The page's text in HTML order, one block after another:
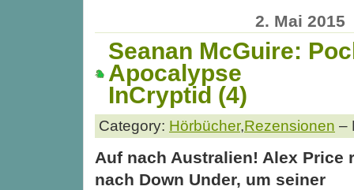
2. Mai 2015
Seanan McGuire:
Apocalypse
InCryptid (4)
Category: Hörbücher,Rezensionen –
Auf nach Australien! Alex Price
nach Down Under, um seiner